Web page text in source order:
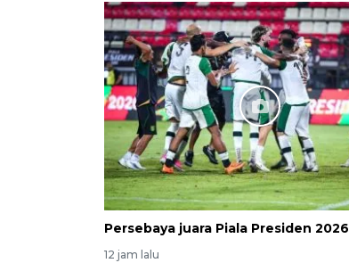
Persebaya juara Piala Presiden 2026
12 jam lalu